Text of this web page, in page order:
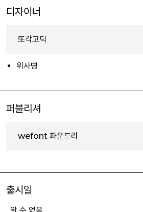
디자이너
또각고딕
위사명
퍼블리셔
wefont 파운드리
출시일